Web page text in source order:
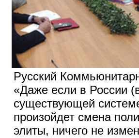
Русский
«Даже если в России
существующей
произойдет смена
элиты, ничего не